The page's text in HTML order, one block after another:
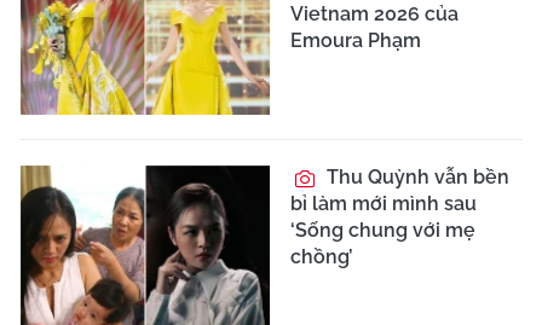
Vietnam 2026 của
Emoura Phạm
Thu Quỳnh vẫn bền
bỉ làm mới mình sau
‘Sống chung với mẹ
chồng’